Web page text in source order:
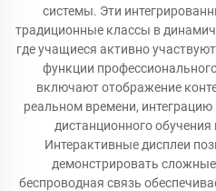
системы. Эти
традиционные классы в
где учащиеся активно
функции
включают отображение
реальном времени,
дистанционного
Интерактивные дисплеи
демонстрировать
беспроводная связь